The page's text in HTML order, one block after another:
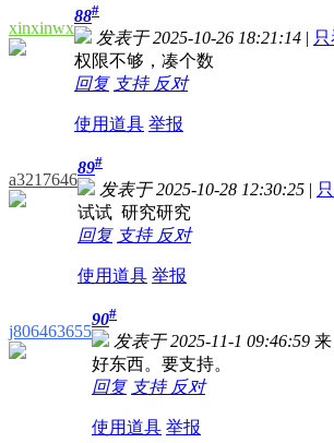
xinxinwx
88#
发表于 2025-10-26 18:21:14 |
权限不够，凑个数
回复 支持 反对
使用道具 举报
a3217646
89#
发表于 2025-10-28 12:30:25 |
试试 研究研究
回复 支持 反对
使用道具 举报
j806463655
90#
发表于 2025-11-1 09:46:59
好东西。要支持。
回复 支持 反对
使用道具 举报